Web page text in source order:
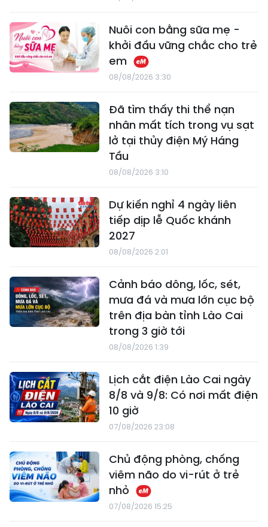
Nuôi con bằng sữa mẹ -
khởi đầu vững chắc cho trẻ
em
08/08/2026 3:30
Đã tìm thấy thi thể nạn
nhân mất tích trong vụ sạt
lở tại thủy điện Mý Háng
Tầu
08/08/2026 3:10
Dự kiến nghỉ 4 ngày liên
tiếp dịp lễ Quốc khánh
2027
08/08/2026 2:01
Cảnh báo dông, lốc, sét,
mưa đá và mưa lớn cục bộ
trên địa bàn tỉnh Lào Cai
trong 3 giờ tới
08/08/2026 1:39
Lịch cắt điện Lào Cai ngày
8/8 và 9/8: Có nơi mất điện
10 giờ
07/08/2026 23:08
Chủ động phòng, chống
viêm não do vi-rút ở trẻ
nhỏ
07/08/2026 15:25